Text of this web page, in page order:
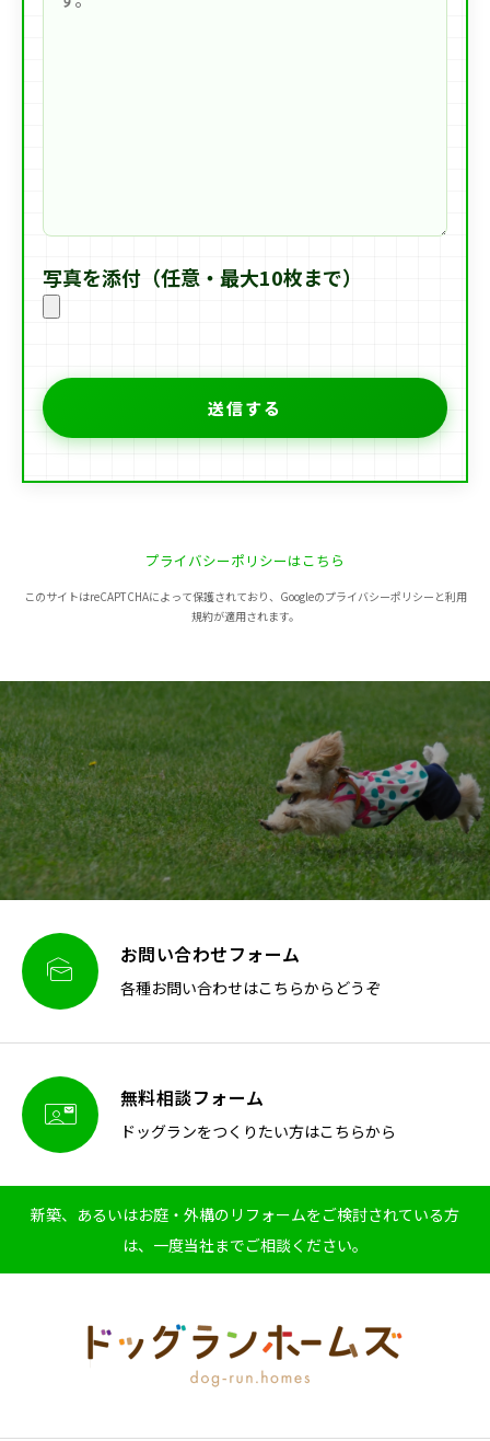
写真を添付（任意・最大10枚まで）
プライバシーポリシーはこちら
このサイトはreCAPTCHAによって保護されており、Googleのプライバシーポリシーと利用
規約が適用されます。
 お問い合わせフォーム
各種お問い合わせはこちらからどうぞ
 無料相談フォーム
ドッグランをつくりたい方はこちらから
新築、あるいはお庭・外構のリフォームをご検討されている方
は、一度当社までご相談ください。